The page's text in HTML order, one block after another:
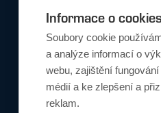
připravit
řešení od
našich
profesionálů
Potřebujete efektivní a
Informace o
Soubory cookie
a analýze informací o
webu, zajištění
médií a ke zlepšení a
reklam.